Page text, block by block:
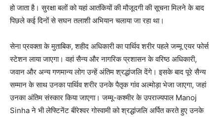
हो जाता है। सुरक्षा बलों को यहां आतंकियों की मौजूदगी की सूचना मिलने के बाद
पिछले कई दिनों से सघन तलाशी अभियान चलाया जा रहा था।
सेना प्रवक्ता के मुताबिक, शहीद अधिकारी का पार्थिव शरीर पहले जम्मू एयर फोर्स
स्टेशन लाया जाएगा। वहां सैन्य और नागरिक प्रशासन के वरिष्ठ अधिकारी,
जवान और अन्य गणमान्य लोग उन्हें अंतिम श्रद्धांजलि देंगे। इसके बाद पूरे सैन्य
सम्मान के साथ उनका पार्थिव शरीर उनके पैतृक गांव अल्मोड़ा भेजा जाएगा, जहां
उनका अंतिम संस्कार किया जाएगा। जम्मू-कश्मीर के उपराज्यपाल Manoj
Sinha ने भी लेफ्टिनेंट बीरेश्वर गोस्वामी को श्रद्धांजलि अर्पित करते हुए उनके